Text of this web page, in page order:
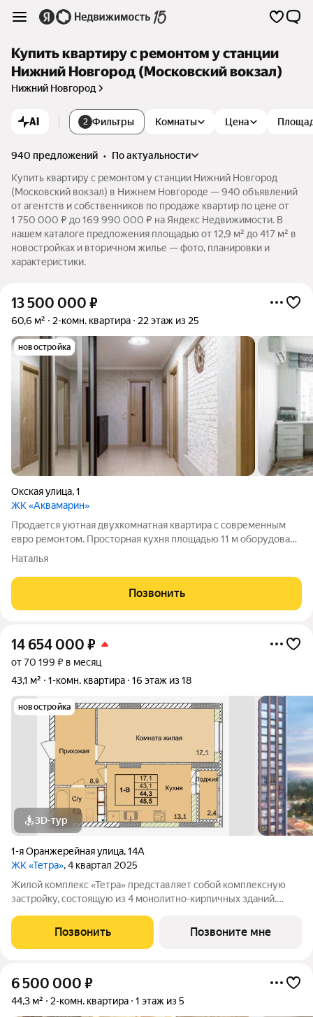
Купить квартиру с ремонтом у станции
Нижний Новгород (Московский вокзал)
Нижний Новгород
AI 2 Фильтры Комнаты Цена
940 предложений •
по актуальности
Купить квартиру с ремонтом у станции Нижний Новгород
(Московский вокзал) в Нижнем Новгороде — 940 объявлений
от агентств и собственников по продаже квартир по цене от
1 750 000 ₽ до 169 990 000 ₽ на Яндекс Недвижимости. В
нашем каталоге предложения площадью от 12,9 м² до 417 м² в
новостройках и вторичном жилье — фото, планировки и
характеристики.
13 500 000 ₽
60,6 м² 2-комн. квартира 22 этаж из 25
новостройка
Окская улица,1
ЖК «Аквамарин»
Продается уютная двухкомнатная квартира с современным
евро ремонтом. Просторная кухня площадью 11 м оборудована
всей необходимой техникой, включая холодильник. Комнаты
квартире раздельный
Наталья
Позвонить
14 654 000 ₽
от 70 199 ₽ в месяц
43,1 м²
1-комн. квартира 16 этаж из 18
новостройка
3D-тур
1-я Оранжерейная улица,14А
ЖК «Тетра», 4 квартал 2025
Жилой комплекс «Тетра» представляет собой комплексную
застройку, состоящую из 4 монолитно-кирпичных зданий.
четырёхкомнатные квартиры, как с чистовой отделкой так и
без отделки. Благоустройство
Позвонить Позвоните мне
6 500 000 ₽
44,3 м² 2-комн. квартира 1 этаж из 5